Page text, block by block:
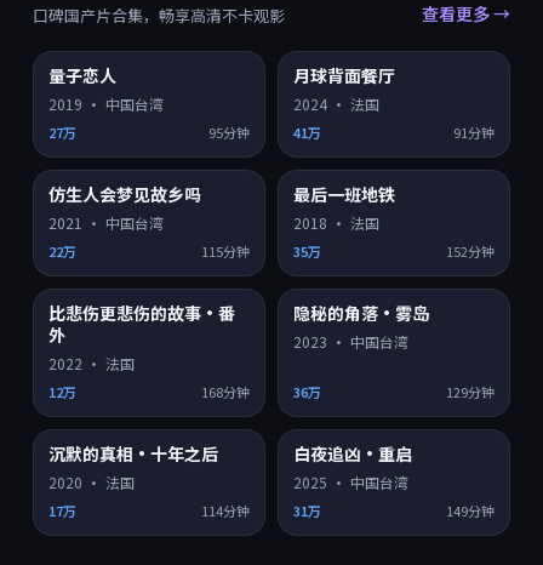
口碑国产片合集，畅享高清不卡观影 查看更多 →
9.4
量子恋人
2019 · 中国台湾
27万 95分钟
月球背面餐厅
2024· 法国
41万 91分钟
9.4
仿生人会梦见故乡吗
2021 · 中国台湾
22万 115分钟
9.4
最后一班地铁
2018 · 法国
35万 152分钟
9.3
HD
比悲伤更悲伤的故事·番
外
2022 · 法国
12万 168分钟
9.2
隐秘的角落·雾岛
2023 · 中国台湾
36万 129分钟
9.2
沉默的真相·十年之后
2020 · 法国
17万 114分钟
9.2
白夜追凶·重启
2025 · 中国台湾
31万 149分钟